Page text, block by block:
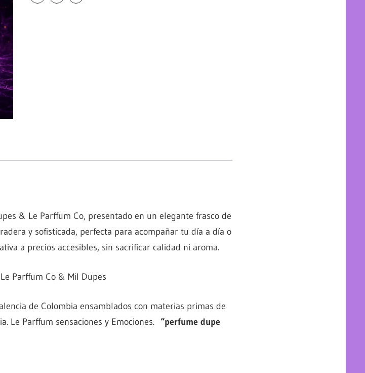
& Le Parffum Co, presentado en un elegante frasco de
y sofisticada, perfecta para acompañar tu día a día o
a precios accesibles, sin sacrificar calidad ni aroma.
Parffum Co & Mil Dupes
de Colombia ensamblados con materias primas de
Le Parffum sensaciones y Emociones. “perfume dupe